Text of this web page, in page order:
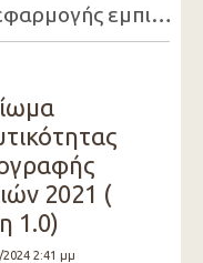
Μεθοδολογικό σημείωμα εφαρμογής εμπιστευτικότητας στα στοιχεία της Απογραφής Πληθυσμού - Κατοικιών 2021 ( 2021 - 2099 )
2021 (
1.0)
2024 2:41 μμ